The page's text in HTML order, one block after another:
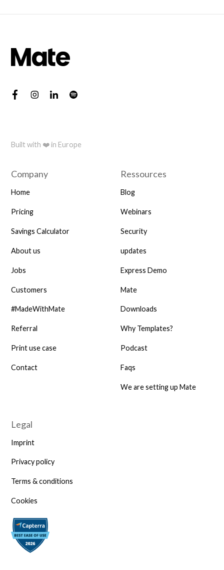
Built with ❤️ in Europe
Company
Home
Pricing
Savings Calculator
About us
Jobs
Customers
#MadeWithMate
Referral
Print use case
Contact
Ressources
Blog
Webinars
Security
updates
Express Demo
Mate
Downloads
Why Templates?
Podcast
Faqs
We are setting up Mate
Legal
Imprint
Privacy policy
Terms & conditions
Cookies